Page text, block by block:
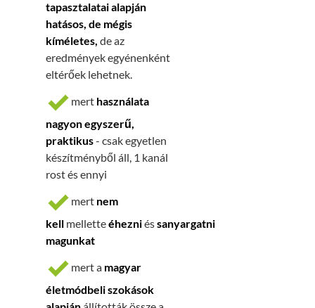
tapasztalatai alapján
hatásos, de mégis
kíméletes, deaz
eredmények egyénenként
eltérőek lehetnek.
mert használata
nagyon egyszerű,
praktikus- csak egyetlen
készítményből áll, 1 kanál
rost és ennyi
mert nem
kell melletteéhezniéssanyargatni
magunkat
mert a magyar
életmódbeli szokások